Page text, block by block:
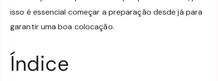
isso é essencial começar a preparação desde já para
garantir uma boa colocação.
Índice